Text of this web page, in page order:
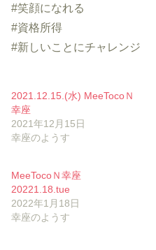
#笑顔になれる
#資格所得
#新しいことにチャレンジ
2021.12.15.(水) MeeTocoＮ
幸座
2021年12月15日
幸座のようす
MeeTocoＮ幸座
20221.18.tue
2022年1月18日
幸座のようす